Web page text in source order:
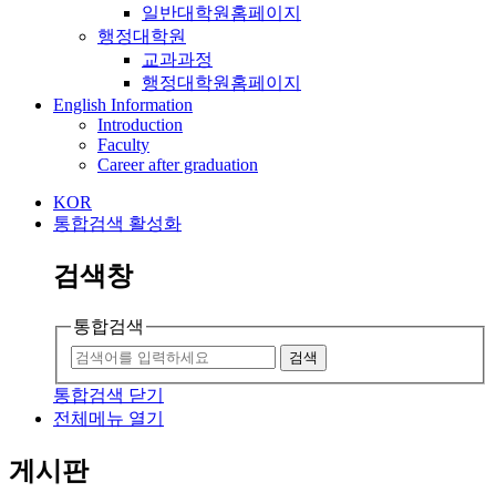
일반대학원홈페이지
행정대학원
교과과정
행정대학원홈페이지
English Information
Introduction
Faculty
Career after graduation
KOR
통합검색 활성화
검색창
통합검색
검색
통합검색 닫기
전체메뉴 열기
게시판